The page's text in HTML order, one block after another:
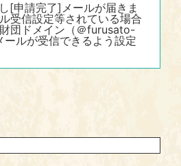
[申請完了]メールが届きま
受信設定等されている場合
団ドメイン（＠furusato-
ルが受信できるよう設定